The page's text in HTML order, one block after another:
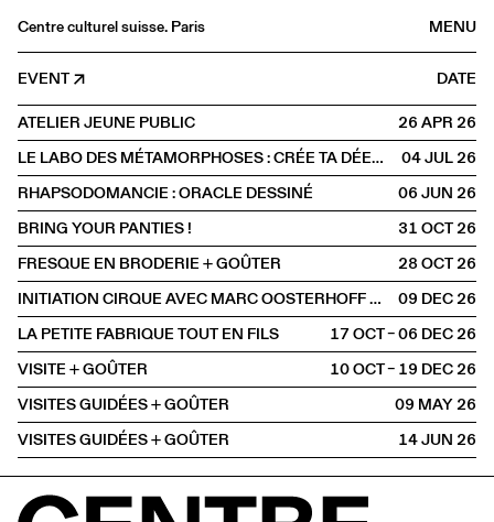
MENU
Centre culturel suisse. Paris
Agenda
Bookshop
Buvette
Archives
Medias
Publications
About
FR/EN
MÉDIATION
EVENT
DATE
ATELIER JEUNE PUBLIC
26 APR2026
LE LABO DES MÉTAMORPHOSES : CRÉE TA DÉESSE, INVENTE TA CRÉATURE
04 JUL2026
RHAPSODOMANCIE : ORACLE DESSINÉ
06 JUN2026
BRING YOUR PANTIES !
31 OCT2026
FRESQUE EN BRODERIE + GOÛTER
28 OCT2026
INITIATION CIRQUE AVEC MARC OOSTERHOFF ET OWEN WINSHIP
09 DEC2026
LA PETITE FABRIQUE TOUT EN FILS
17 OCT – 06 DEC2026
VISITE + GOÛTER
10 OCT – 19 DEC2026
VISITES GUIDÉES + GOÛTER
09 MAY2026
VISITES GUIDÉES + GOÛTER
14 JUN2026